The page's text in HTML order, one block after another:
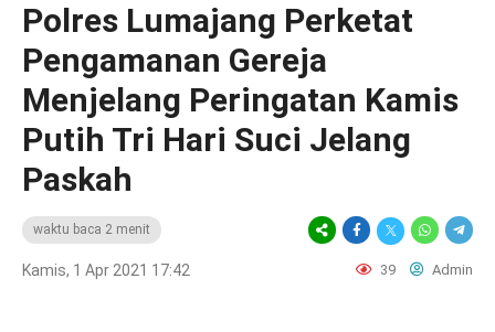
Polres Lumajang Perketat
Pengamanan Gereja
Menjelang Peringatan Kamis
Putih Tri Hari Suci Jelang
Paskah
waktu baca 2 menit
Kamis, 1 Apr 2021 17:42 39 Admin